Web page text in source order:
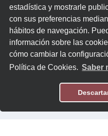
estadística y mostrarle
con sus preferencias
hábitos de navegación.
información sobre las
cómo cambiar la
Política de Cookies. Saber